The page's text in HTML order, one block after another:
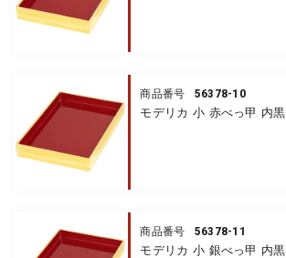
商品番号 56378-10
モデリカ 小 赤べっ甲 内黒
商品番号 56378-11
モデリカ 小 銀べっ甲 内黒